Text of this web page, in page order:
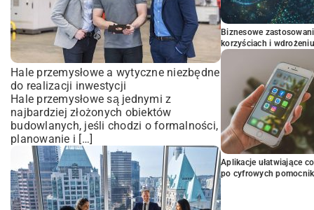
Hale przemysłowe a wytyczne niezbędne
do realizacji inwestycji
Hale przemysłowe są jednymi z
najbardziej złożonych obiektów
budowlanych, jeśli chodzi o formalności,
planowanie i […]
Biznesowe
korzyściach i wdrożeniu
Aplikacje ułatwiające
po cyfrowych